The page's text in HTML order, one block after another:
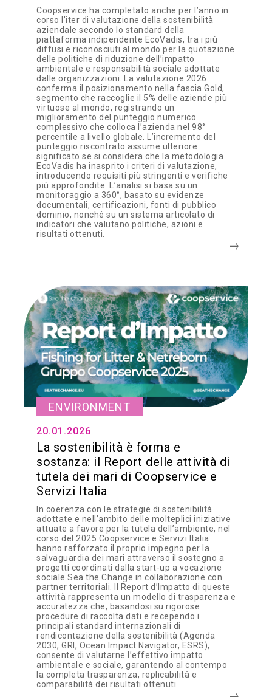
Coopservice ha completato anche per l’anno in
corso l’iter di valutazione della sostenibilità
aziendale secondo lo standard della
piattaforma indipendente EcoVadis, tra i più
diffusi e riconosciuti al mondo per la quotazione
delle politiche di riduzione dell’impatto
ambientale e responsabilità sociale adottate
dalle organizzazioni. La valutazione 2026
conferma il posizionamento nella fascia Gold,
segmento che raccoglie il 5% delle aziende più
virtuose al mondo, registrando un
miglioramento del punteggio numerico
complessivo che colloca l’azienda nel 98°
percentile a livello globale. L’incremento del
punteggio riscontrato assume ulteriore
significato se si considera che la metodologia
EcoVadis ha inasprito i criteri di valutazione,
introducendo requisiti più stringenti e verifiche
più approfondite. L’analisi si basa su un
monitoraggio a 360°, basato su evidenze
documentali, certificazioni, fonti di pubblico
dominio, nonché su un sistema articolato di
indicatori che valutano politiche, azioni e
risultati ottenuti.
ENVIRONMENT
20.01.2026
La sostenibilità è forma e
sostanza: il Report delle attività di
tutela dei mari di Coopservice e
Servizi Italia
In coerenza con le strategie di sostenibilità
adottate e nell’ambito delle molteplici iniziative
attuate a favore per la tutela dell’ambiente, nel
corso del 2025 Coopservice e Servizi Italia
hanno rafforzato il proprio impegno per la
salvaguardia dei mari attraverso il sostegno a
progetti coordinati dalla start-up a vocazione
sociale Sea the Change in collaborazione con
partner territoriali. Il Report d’Impatto di queste
attività rappresenta un modello di trasparenza e
accuratezza che, basandosi su rigorose
procedure di raccolta dati e recependo i
principali standard internazionali di
rendicontazione della sostenibilità (Agenda
2030, GRI, Ocean Impact Navigator, ESRS),
consente di valutarne l’effettivo impatto
ambientale e sociale, garantendo al contempo
la completa trasparenza, replicabilità e
comparabilità dei risultati ottenuti.